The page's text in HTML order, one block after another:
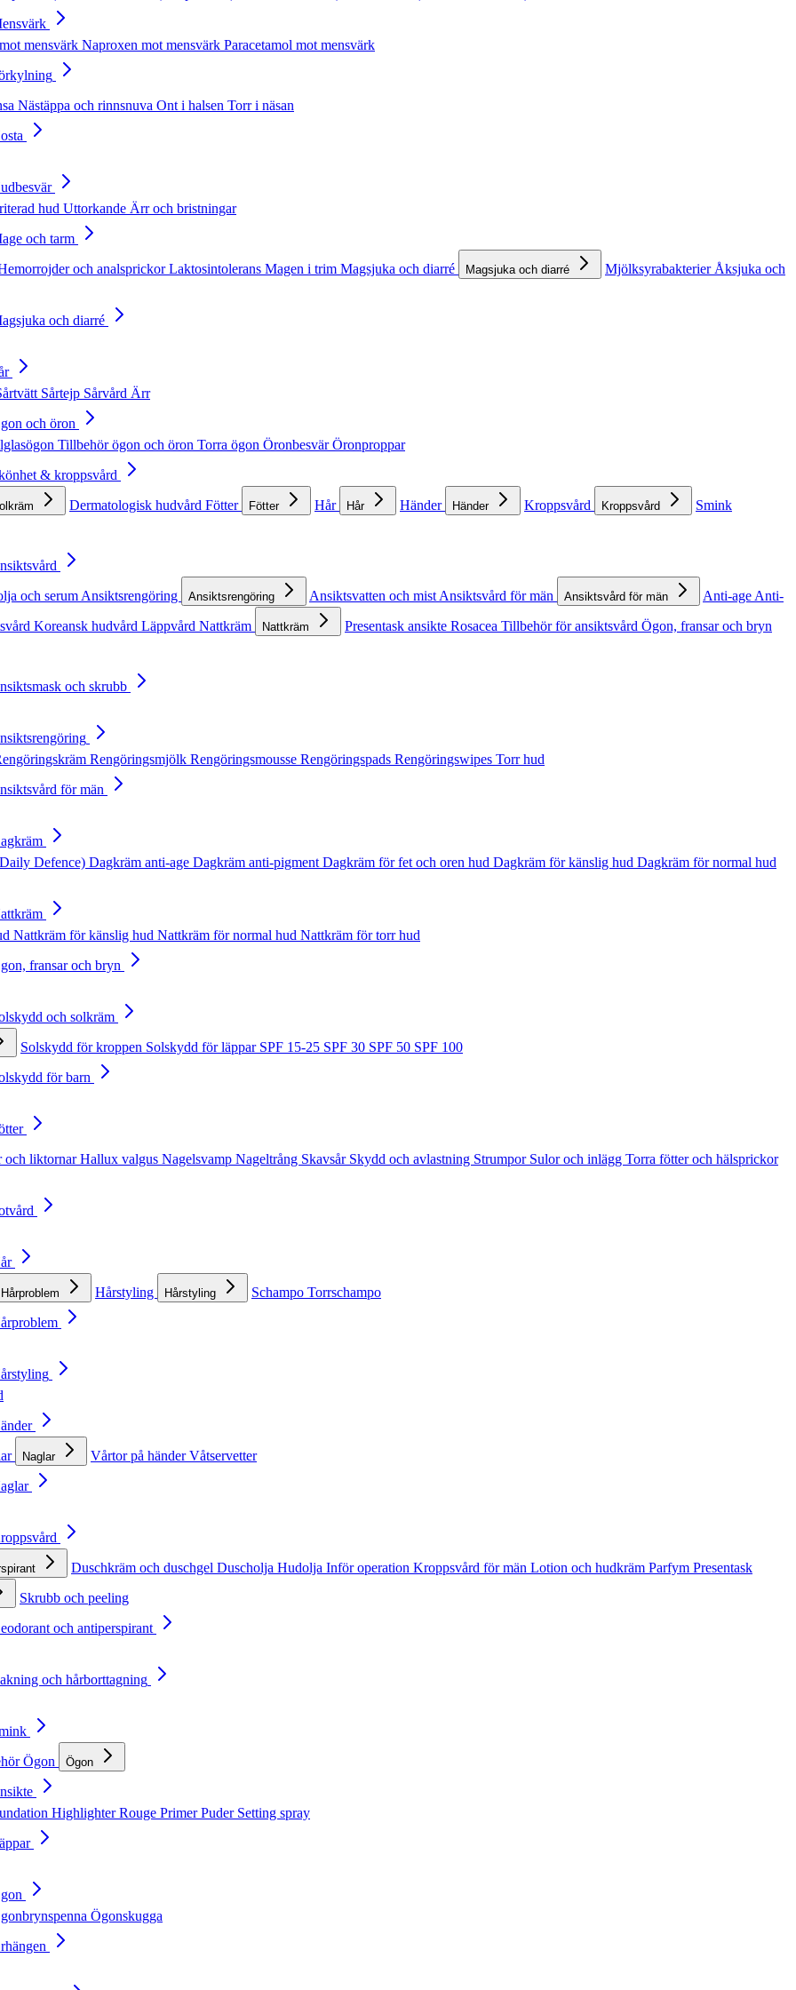
mensvärk Naproxen mot mensvärk Paracetamol mot mensvärk
Nästäppa och rinnsnuva Ont i halsen Torr i näsan
hud Uttorkande Ärr och bristningar
och tarm
och analsprickorLaktosintolerans Magen i trim Magsjuka och diarré Magsjuka och diarré Mjölksyrabakterier Åksjuka och
och diarré
Sårtejp Sårvård Ärr
och öron
Tillbehör ögon och öron Torra ögon ÖronbesvärÖronproppar
& kroppsvård
Dermatologisk hudvård Fötter Fötter Hår Hår Händer Händer Kroppsvård Kroppsvård Smink
och serum Ansiktsrengöring Ansiktsrengöring Ansiktsvatten och mist Ansiktsvård för män Ansiktsvård för män Anti-age Anti-
Koreansk hudvård Läppvård Nattkräm Nattkräm Presentask ansikte Rosacea Tillbehör för ansiktsvård Ögon, fransar och bryn
och skrubb
Rengöringsmjölk Rengöringsmousse Rengöringspads Rengöringswipes Torr hud
för män
Defence) Dagkräm anti-age Dagkräm anti-pigment Dagkräm för fet och oren hud Dagkräm för känslig hud Dagkräm för normal hud
Nattkräm för känslig hud Nattkräm för normal hud Nattkräm för torr hud
fransar och bryn
och solkräm
Solskydd för kroppen Solskydd för läppar SPF 15-25 SPF 30 SPF 50 SPF 100
för barn
och liktornarHallux valgus Nagelsvamp Nageltrång Skavsår Skydd och avlastning Strumpor Sulor och inlägg Torra fötter och hälsprickor
Hårproblem Hårstyling Hårstyling Schampo Torrschampo
Naglar Vårtor på händerVåtservetter
Duschkräm och duschgel Duscholja Hudolja Inför operation Kroppsvård för män Lotion och hudkräm Parfym Presentask
Skrubb och peeling
och antiperspirant
och hårborttagning
Ögon Ögon
HighlighterRouge PrimerPuder Setting spray
Ögonskugga